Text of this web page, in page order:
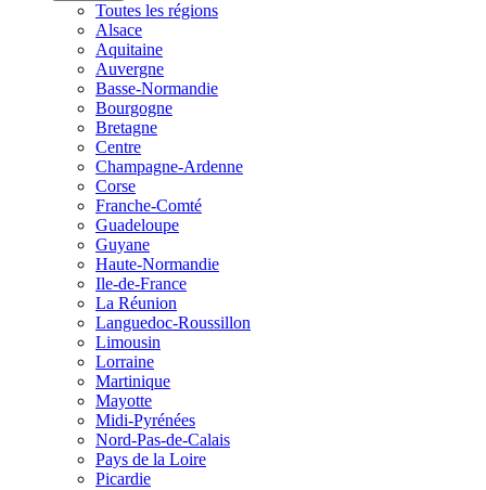
Toutes les régions
Alsace
Aquitaine
Auvergne
Basse-Normandie
Bourgogne
Bretagne
Centre
Champagne-Ardenne
Corse
Franche-Comté
Guadeloupe
Guyane
Haute-Normandie
Ile-de-France
La Réunion
Languedoc-Roussillon
Limousin
Lorraine
Martinique
Mayotte
Midi-Pyrénées
Nord-Pas-de-Calais
Pays de la Loire
Picardie